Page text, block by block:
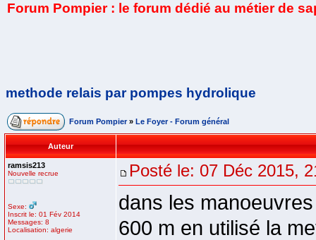
Forum Pompier : le forum dédié au métier de
methode relais par pompes hydrolique
Forum Pompier » Le Foyer - Forum général
Auteur
ramsis213
Nouvelle recrue
Sexe:
Inscrit le: 01 Fév 2014
Messages: 8
Localisation: algerie
Posté le: 07 Déc 2015,
dans les
600 m en utilisé la